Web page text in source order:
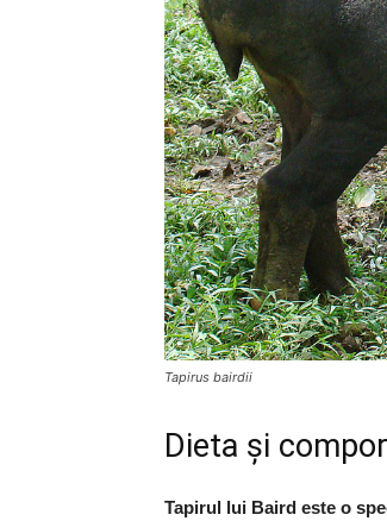
Tapirus bairdii
Dieta și
Tapirul lui Baird este o